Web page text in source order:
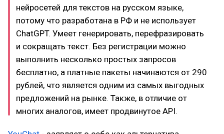
нейросетей для текстов на русском языке,
потому что разработана в РФ и не использует
ChatGPT. Умеет генерировать, перефразировать
и сокращать текст. Без регистрации можно
выполнить несколько простых запросов
бесплатно, а платные пакеты начинаются от 290
рублей, что является одним из самых выгодных
предложений на рынке. Также, в отличие от
многих аналогов, имеет продвинутое API.